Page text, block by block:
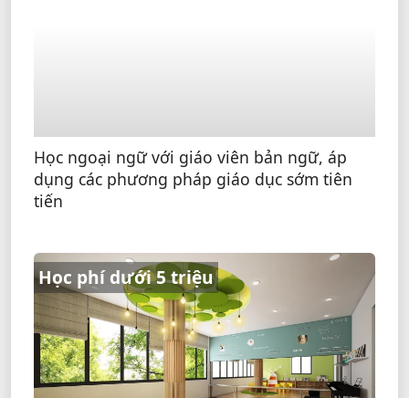
Học ngoại ngữ với giáo viên bản ngữ, áp
dụng các phương pháp giáo dục sớm tiên
tiến
Học phí dưới 5 triệu